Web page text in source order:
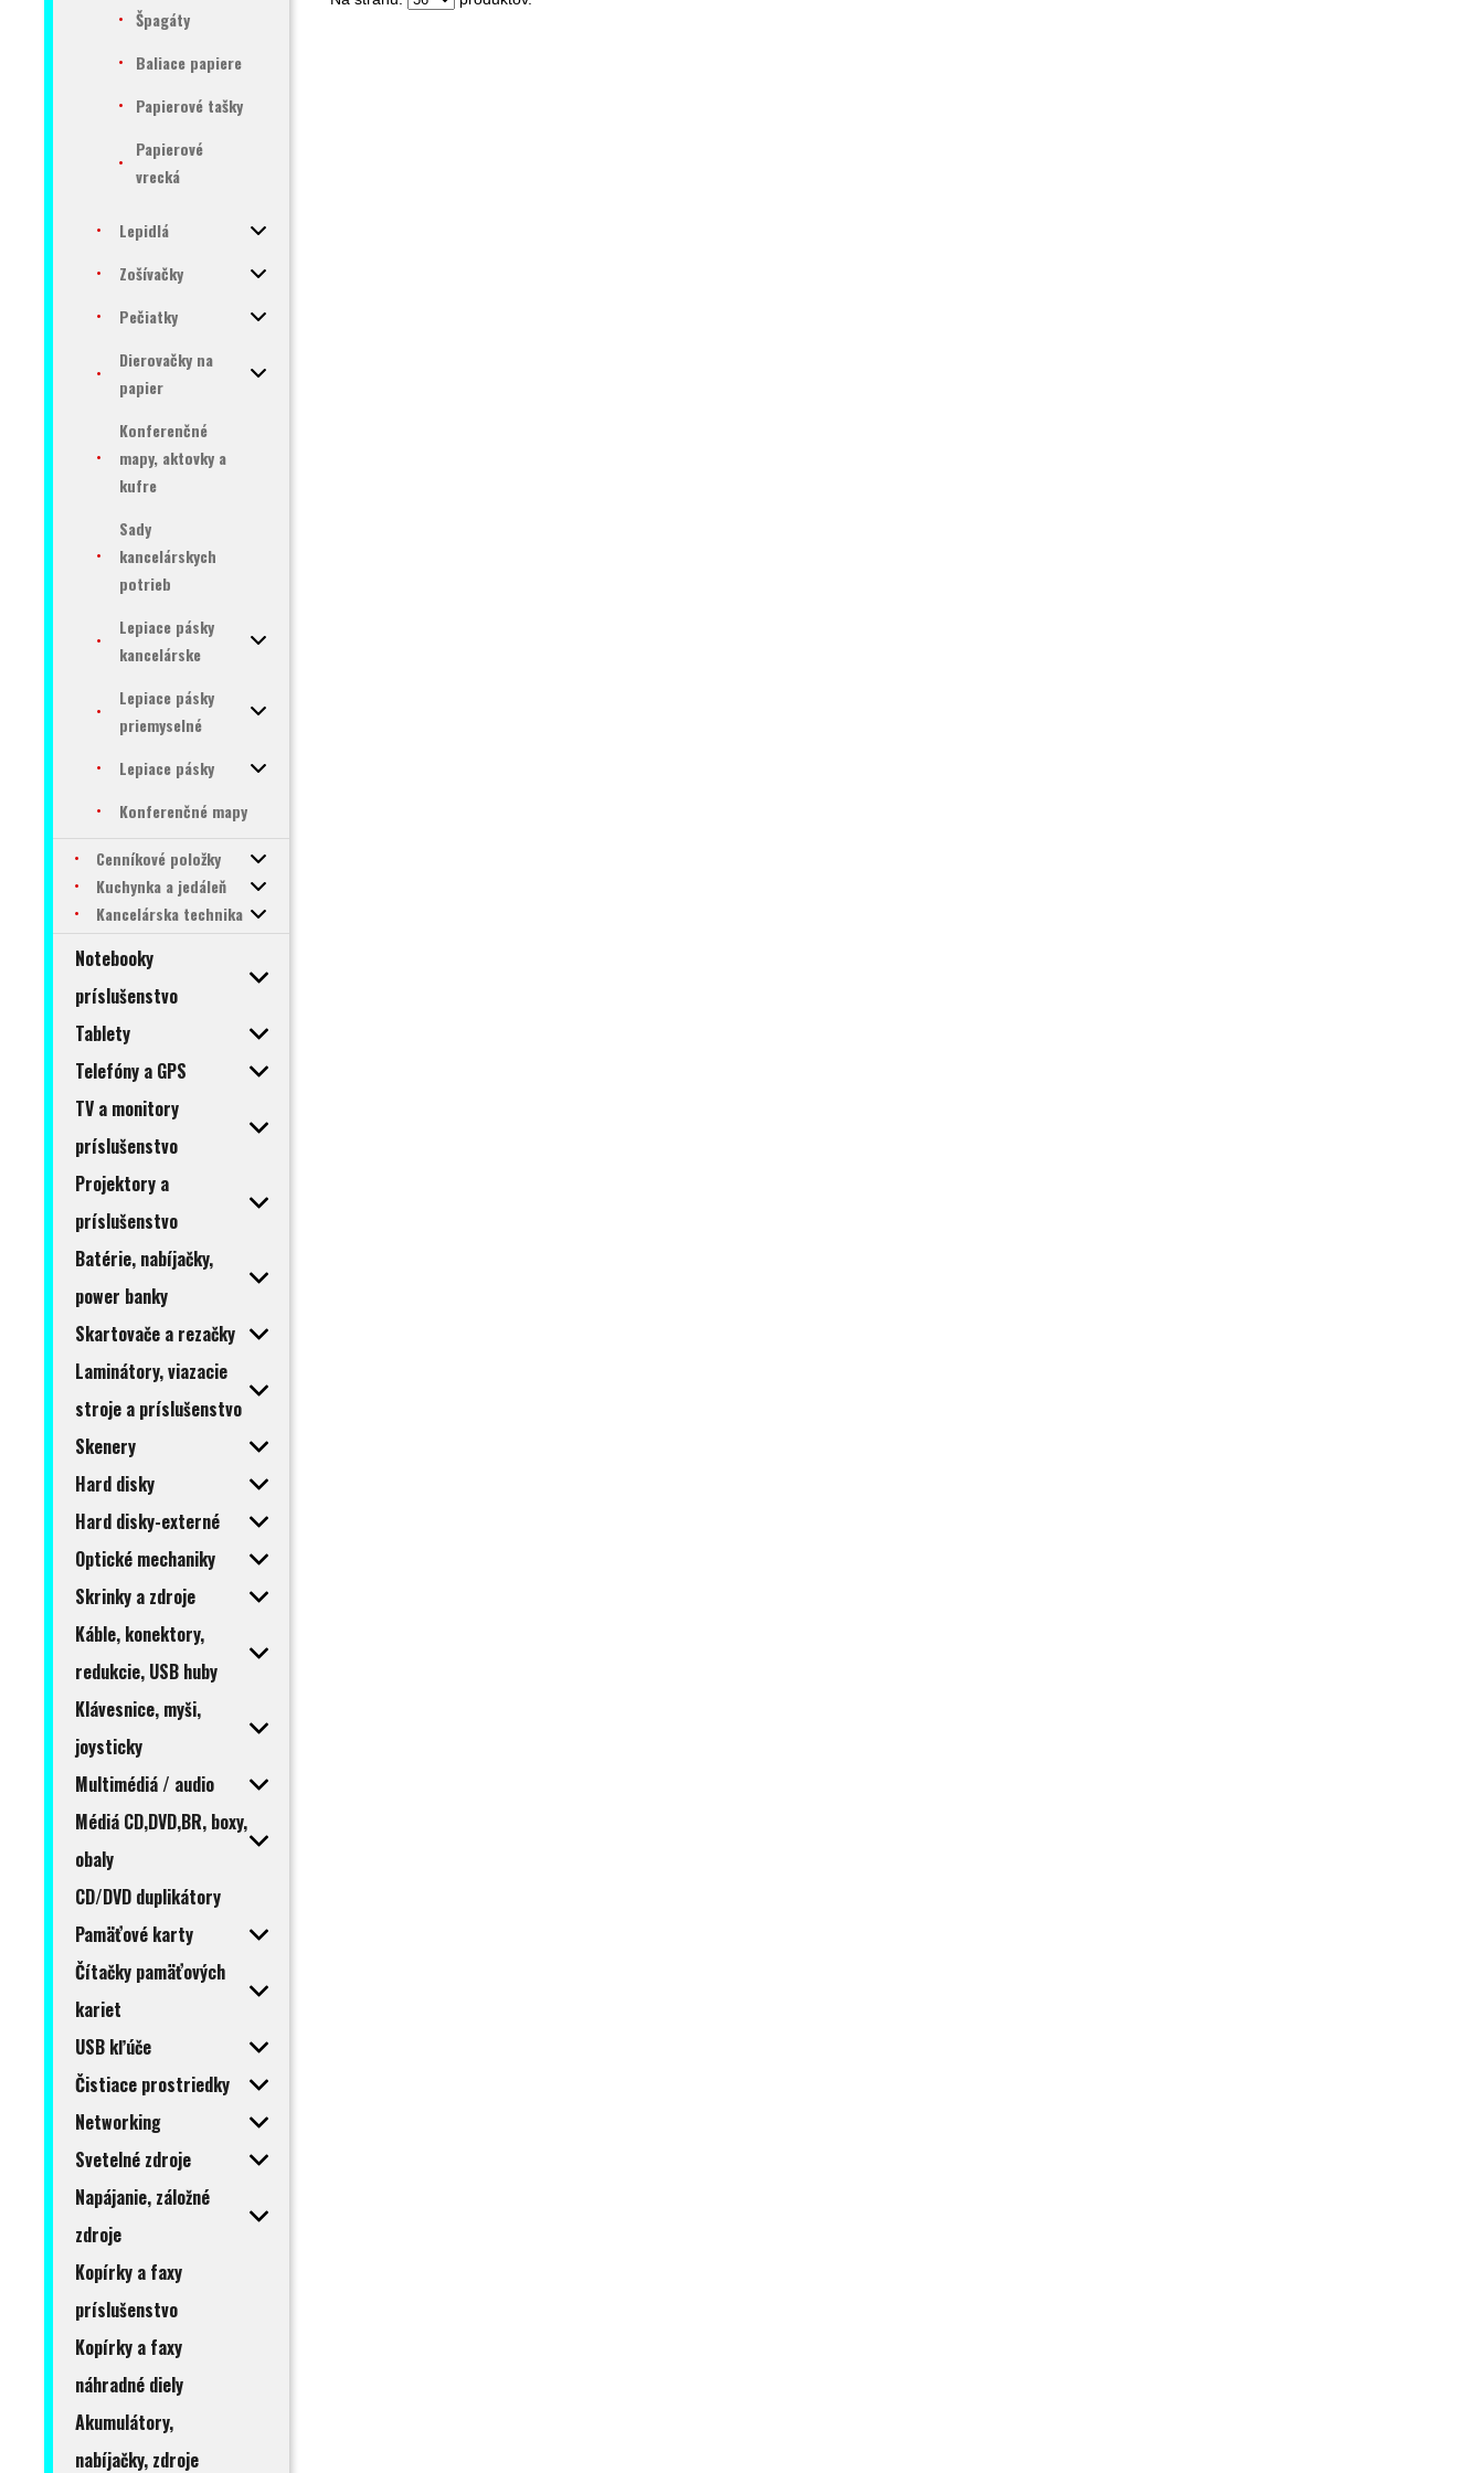
Špagáty
Baliace papiere
Papierové tašky
Papierové
vrecká
Lepidlá
Zošívačky
Pečiatky
Dierovačky na
papier
Konferenčné
mapy, aktovky a
kufre
Sady
kancelárskych
potrieb
Lepiace pásky
kancelárske
Lepiace pásky
priemyselné
Lepiace pásky
Konferenčné mapy
Cenníkové položky
Kuchynka a jedáleň
Kancelárska technika
Notebooky
príslušenstvo
Tablety
Telefóny a GPS
TV a monitory
príslušenstvo
Projektory a
príslušenstvo
Batérie, nabíjačky,
power banky
Skartovače a rezačky
Laminátory, viazacie
stroje a príslušenstvo
Skenery
Hard disky
Hard disky-externé
Optické mechaniky
Skrinky a zdroje
Káble, konektory,
redukcie, USB huby
Klávesnice, myši,
joysticky
Multimédiá / audio
Médiá CD,DVD,BR, boxy,
obaly
CD/DVD duplikátory
Pamäťové karty
Čítačky pamäťových
kariet
USB kľúče
Čistiace prostriedky
Networking
Svetelné zdroje
Napájanie, záložné
zdroje
Kopírky a faxy
príslušenstvo
Kopírky a faxy
náhradné diely
Akumulátory,
nabíjačky, zdroje